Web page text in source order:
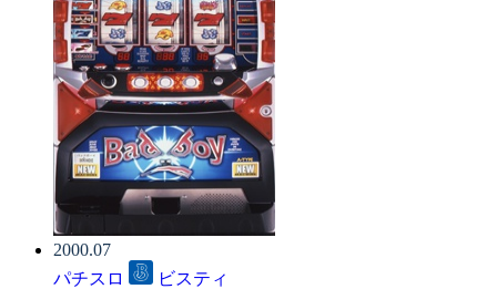
2000.07
パチスロ
ビスティ